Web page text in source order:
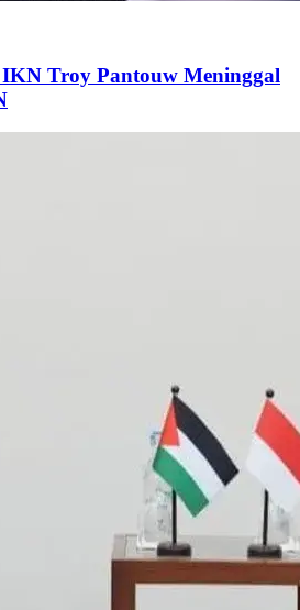
Troy Pantouw Meninggal